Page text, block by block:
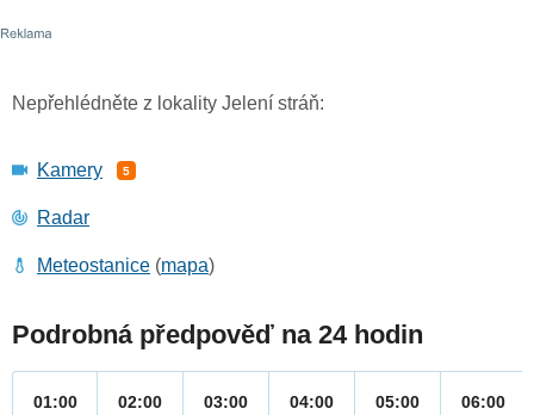
Nepřehlédněte z lokality Jelení stráň:
Kamery 5
Radar
Meteostanice (mapa)
Podrobná předpověď na 24 hodin
01:00 02:00 03:00 04:00 05:00 06:00